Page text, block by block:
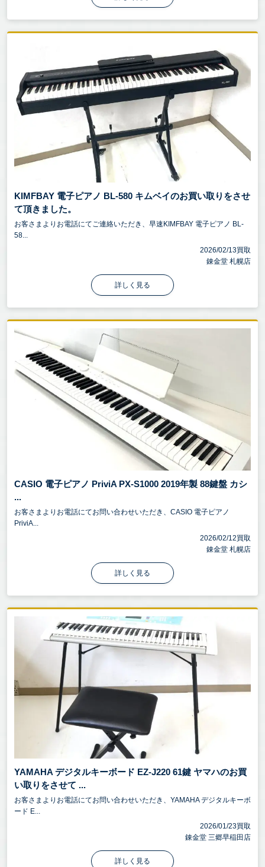
KIMFBAY 電子ピアノ BL-580 キムベイのお買い取りをさせ
て頂きました。
お客さまよりお電話にてご連絡いただき、早速KIMFBAY 電子ピアノ BL-
58...
2026/02/13買取
錬金堂 札幌店
詳しく見る
CASIO 電子ピアノ PriviA PX-S1000 2019年製 88鍵盤 カシ
...
お客さまよりお電話にてお問い合わせいただき、CASIO 電子ピアノ
PriviA...
2026/02/12買取
錬金堂 札幌店
詳しく見る
YAMAHA デジタルキーボード EZ-J220 61鍵 ヤマハのお買
い取りをさせて ...
お客さまよりお電話にてお問い合わせいただき、YAMAHA デジタルキーボ
ード E...
2026/01/23買取
錬金堂 三郷早稲田店
詳しく見る